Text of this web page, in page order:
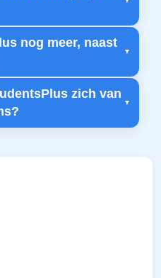
nog meer, naast
zich van